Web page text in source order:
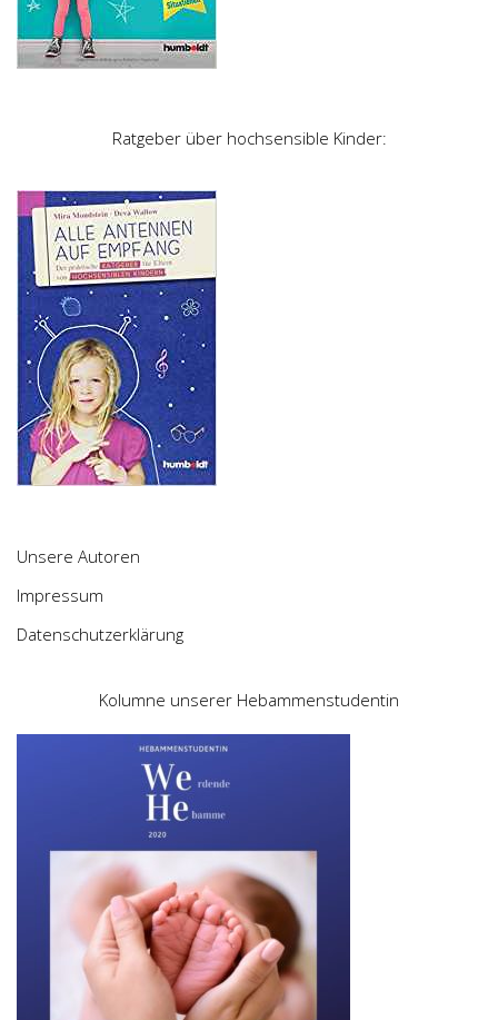
Ratgeber über hochsensible Kinder:
Unsere Autoren
Impressum
Datenschutzerklärung
Kolumne unserer Hebammenstudentin